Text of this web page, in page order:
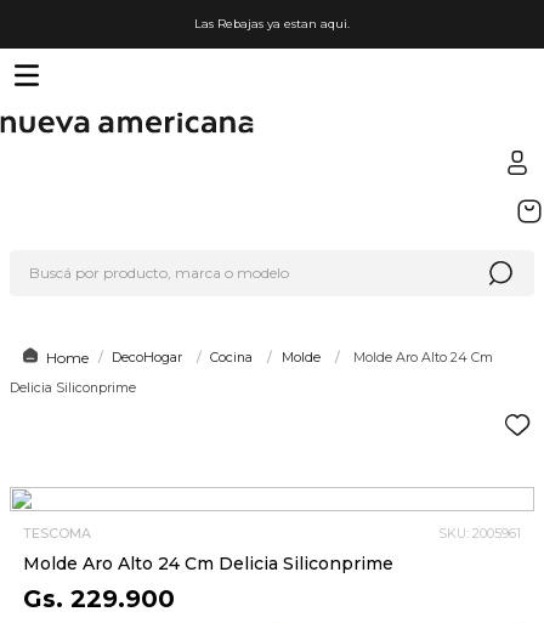
Las Rebajas ya estan aqui.
DecoHogar Cocina Molde
Molde Aro Alto 24 Cm
Delicia Siliconprime
TESCOMA SKU: 2005961
Molde Aro Alto 24 Cm Delicia Siliconprime
Gs. 229.900
2.
nike
4.
lego
5.
hot wheels
7.
organizador
8.
hydrate
9.
toalla
10. edredon